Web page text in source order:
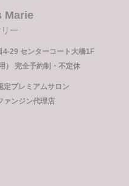
Marie
ー
29 センターコート大橋1F
） 完全予約制・不定休
定プレミアムサロン
ァンジン代理店